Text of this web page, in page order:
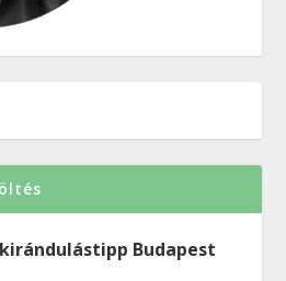
Budapest